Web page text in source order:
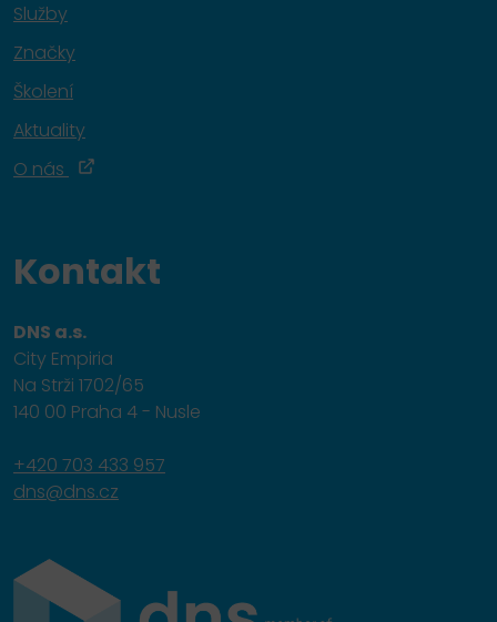
Služby
Značky
Školení
Aktuality
O nás
Kontakt
DNS a.s.
City Empiria
Na Strži 1702/65
140 00 Praha 4 - Nusle
+420 703 433 957
dns@dns.cz